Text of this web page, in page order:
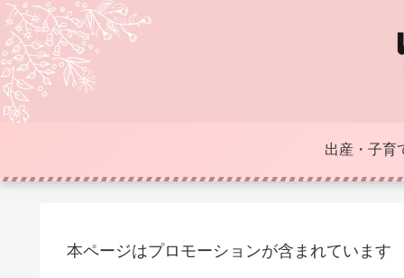
出産・子育
本ページはプロモーションが含まれています